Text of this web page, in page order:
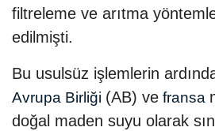
filtreleme ve arıtma
edilmişti.
Bu usulsüz işlemlerin
Avrupa Birliği (AB) ve fransa
doğal maden suyu olarak